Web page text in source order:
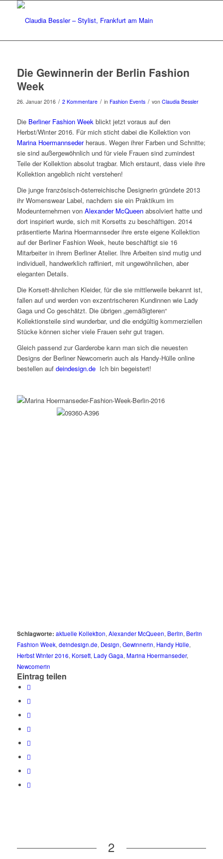
Die Gewinnerin der Berlin Fashion
Week
26. Januar 2016 / 2 Kommentare / in Fashion Events / von Claudia Bessler
Die Berliner Fashion Weekblickt jetzt voraus auf den
Herbst/Winter 2016. Für mich sticht dabei die Kollektion von
Marina Hoermannsederheraus. Wegen ihrer Farben und Schnitte;
sie sind außergewöhnlich und für viele Frauen sind zumindest
Teile der Kollektion absolut tragbar. Mich erstaunt, dass viele ihre
Kollektion angeblich nicht verstehen!
Die junge französisch-österreichische Designerin gründete 2013
ihr Womenswear Label, nachdem sie ein Praktikum im
Modeunternehmen von Alexander McQueenabsolviert hatte und
dort inspiriert wurde, sich mit Korsetts zu beschäftigen. 2014
präsentierte Marina Hoermannseder ihre erste eigene Kollektion
auf der Berliner Fashion Week, heute beschäftigt sie 16
Mitarbeiter in ihrem Berliner Atelier. Ihre Arbeiten sind mutig und
individuell, handwerklich raffiniert, mit ungewöhnlichen, aber
eleganten Details.
Die Korsett-ähnlichen Kleider, für die sie mittlerweile bekannt ist,
fallen auf und werden von exzentrischeren Kundinnen wie Lady
Gaga und Co geschätzt. Die übrigen „gemäßigteren“
Kollektionsteile sind wunderbar, und die endgültig kommerziellen
Stücke können sicher viele Frauen sehr gut tragen.
Gleich passend zur Garderobe kann man sich die neuesten
Designs der Berliner Newcomerin auch als Handy-Hülle online
bestellen auf deindesign.deIch bin begeistert!
Schlagworte: aktuelle Kollektion,Alexander McQueen, Berlin, Berlin
Fashion Week,deindesign.de, Design,Gewinnerin, Handy Hülle,
Herbst Winter 2016, Korsett, Lady Gaga,Marina Hoermanseder,
Newcomerin
Eintrag teilen
2